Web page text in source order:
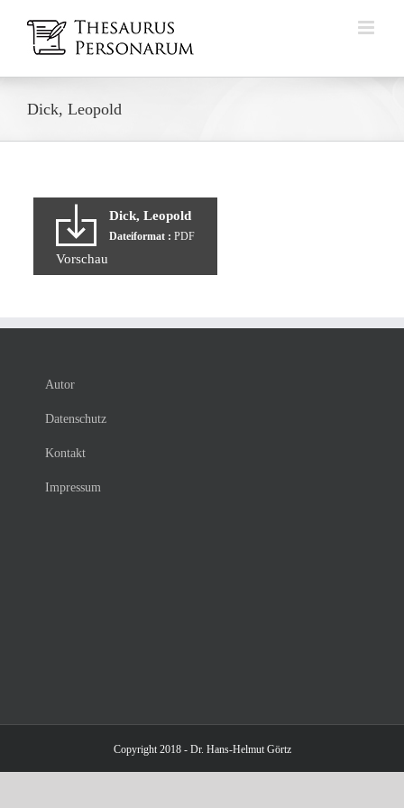
Inhalt
springen
Dick, Leopold
Dick, Leopold
Dateiformat : PDF
Vorschau
Autor
Datenschutz
Kontakt
Impressum
Copyright 2018 - Dr. Hans-Helmut Görtz